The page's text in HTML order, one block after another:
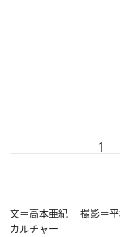
1
文＝高本亜紀 撮影＝平
カルチャー